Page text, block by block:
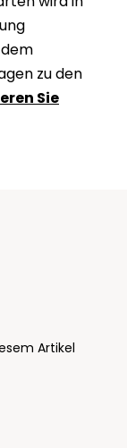
zu den
Sie
Artikel